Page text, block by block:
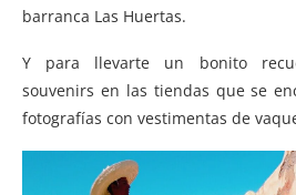
barranca Las Huertas.
Y para llevarte un bonito
souvenirs en las tiendas que se
fotografías con vestimentas de